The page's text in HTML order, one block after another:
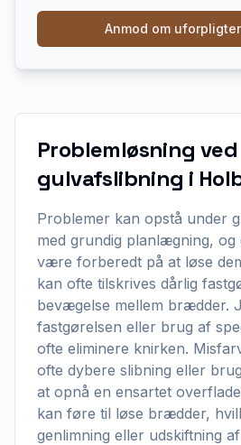
Anmod om
Problemløsning ved
gulvafslibning i
Problemer kan opstå under
med grundig planlægning, og
være forberedt på at løse
kan ofte tilskrives dårlig
bevægelse mellem brædder.
fastgørelsen eller brug af
ofte eliminere knirken.
ofte dybere slibning eller
at opnå en ensartet
kan føre til løse brædder,
genlimning eller udskiftning